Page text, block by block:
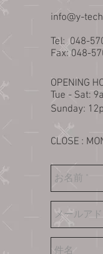
info@y-
Tel: 048-
Fax: 048-
OPENING
Tue - Sat:
​Sunday:
CLOSE :